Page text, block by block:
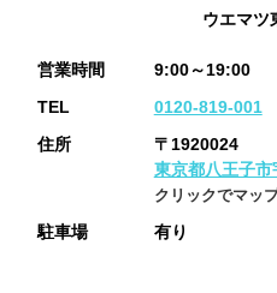
ウエマツ
営業時間
9:00～19:00
TEL
0120-819-001
住所
〒1920024
東京都八王子
クリックでマッ
駐車場 有り